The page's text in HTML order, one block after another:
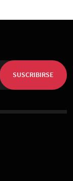
SUSCRIBIRSE